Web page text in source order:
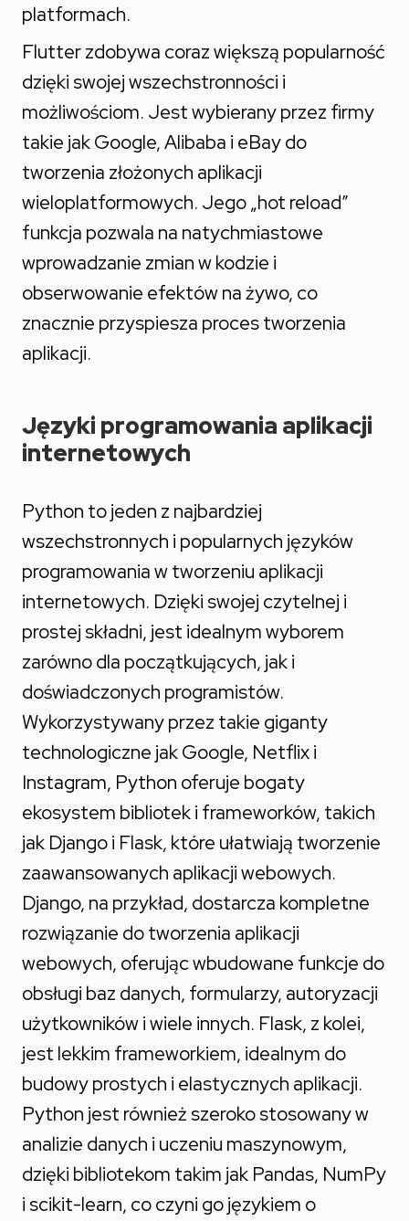
platformach.
Flutter zdobywa coraz większą popularność
dzięki swojej wszechstronności i
możliwościom. Jest wybierany przez firmy
takie jak Google, Alibaba i eBay do
tworzenia złożonych aplikacji
wieloplatformowych. Jego „hot reload”
funkcja pozwala na natychmiastowe
wprowadzanie zmian w kodzie i
obserwowanie efektów na żywo, co
znacznie przyspiesza proces tworzenia
aplikacji.
Języki programowania aplikacji
internetowych
Python to jeden z najbardziej
wszechstronnych i popularnych języków
programowania w tworzeniu aplikacji
internetowych. Dzięki swojej czytelnej i
prostej składni, jest idealnym wyborem
zarówno dla początkujących, jak i
doświadczonych programistów.
Wykorzystywany przez takie giganty
technologiczne jak Google, Netflix i
Instagram, Python oferuje bogaty
ekosystem bibliotek i frameworków, takich
jak Django i Flask, które ułatwiają tworzenie
zaawansowanych aplikacji webowych.
Django, na przykład, dostarcza kompletne
rozwiązanie do tworzenia aplikacji
webowych, oferując wbudowane funkcje do
obsługi baz danych, formularzy, autoryzacji
użytkowników i wiele innych. Flask, z kolei,
jest lekkim frameworkiem, idealnym do
budowy prostych i elastycznych aplikacji.
Python jest również szeroko stosowany w
analizie danych i uczeniu maszynowym,
dzięki bibliotekom takim jak Pandas, NumPy
i scikit-learn, co czyni go językiem o